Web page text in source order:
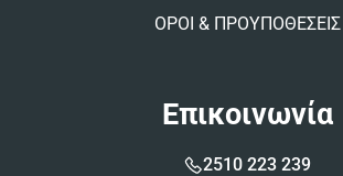
ΟΡΟΙ & ΠΡΟΥΠΟΘΕΣΕΙΣ
Επικοινωνία
2510 223 239